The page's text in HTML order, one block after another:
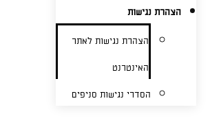
הצהרת נגישות
הצהרת נגישות לאתר
האינטרנט
הסדרי נגישות סניפים